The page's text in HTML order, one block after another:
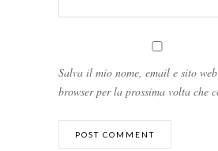
Salva il mio nome, email e sito
browser per la prossima volta che